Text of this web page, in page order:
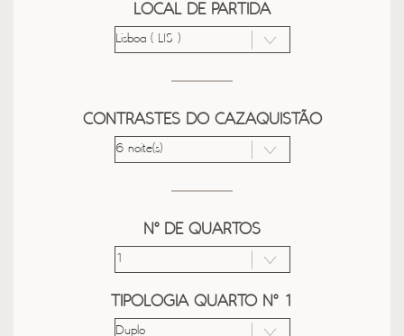
LOCAL DE PARTIDA
CONTRASTES DO CAZAQUISTÃO
Nº DE QUARTOS
TIPOLOGIA QUARTO Nº 1